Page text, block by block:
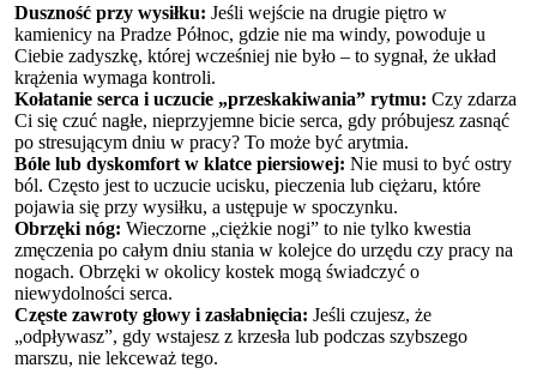
Duszność przy wysiłku: Jeśli wejście na drugie piętro w
kamienicy na Pradze Północ, gdzie nie ma windy, powoduje u
Ciebie zadyszkę, której wcześniej nie było – to sygnał, że układ
krążenia wymaga kontroli.
Kołatanie serca i uczucie „przeskakiwania” rytmu: Czy zdarza
Ci się czuć nagłe, nieprzyjemne bicie serca, gdy próbujesz zasnąć
po stresującym dniu w pracy? To może być arytmia.
Bóle lub dyskomfort w klatce piersiowej: Nie musi to być ostry
ból. Często jest to uczucie ucisku, pieczenia lub ciężaru, które
pojawia się przy wysiłku, a ustępuje w spoczynku.
Obrzęki nóg: Wieczorne „ciężkie nogi” to nie tylko kwestia
zmęczenia po całym dniu stania w kolejce do urzędu czy pracy na
nogach. Obrzęki w okolicy kostek mogą świadczyć o
niewydolności serca.
Częste zawroty głowy i zasłabnięcia: Jeśli czujesz, że
„odpływasz”, gdy wstajesz z krzesła lub podczas szybszego
marszu, nie lekceważ tego.